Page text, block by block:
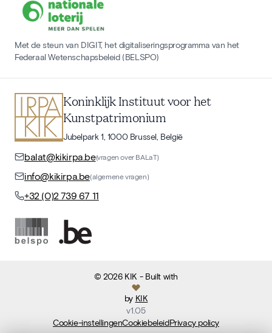
Met de steun van DIGIT, het digitaliseringsprogramma van het
Federaal Wetenschapsbeleid (BELSPO)
Koninklijk Instituut voor het
Kunstpatrimonium
Jubelpark 1, 1000 Brussel, België
balat@kikirpa.be(vragen over BALaT)
info@kikirpa.be(algemene vragen)
+32 (0)2 739 67 11
©2026 KIK - Built with
by KIK
v1.05
Cookie-instellingenCookiebeleidPrivacy policy